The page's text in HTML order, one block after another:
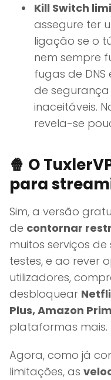
Kill Switch
assegure ter
ligação se o
nem sempre
fugas de
de segurança
inaceitáveis.
revela-se
🍿 O
para
Sim, a versão
de contornar
muitos serviços de
testes, e ao rever
utilizadores,
desbloquear
Plus, Amazon
plataformas mais.
Agora, como já
limitações, as